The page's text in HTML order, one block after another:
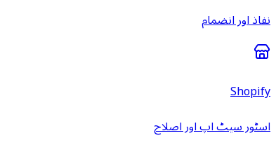
نفاذ اور انضمام
Shopify
اسٹور سیٹ اپ اور اصلاح